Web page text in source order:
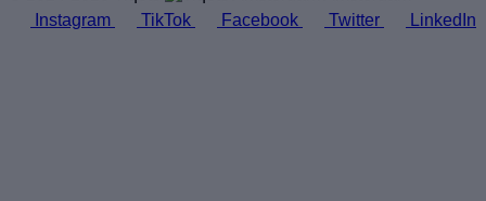
Instagram
TikTok Facebook Twitter LinkedIn